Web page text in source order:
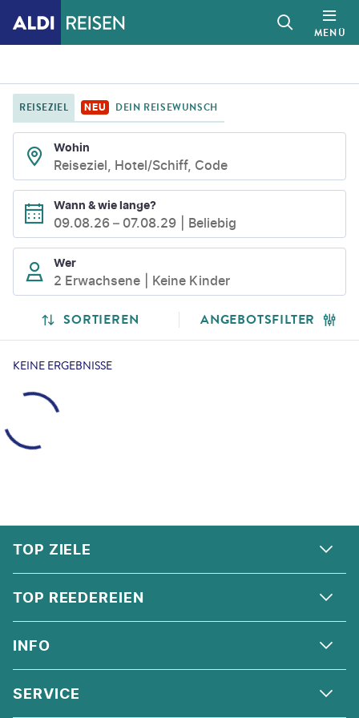
MENÜ
REISEZIEL NEU DEIN REISEWUNSCH
Wohin
Reiseziel, Hotel/Schiff, Code
Wann & wie lange?
09.08.26 – 07.08.29 Beliebig
Wer
2 Erwachsene Keine Kinder
SUCHLISTENSEITE
SUCHERGEBNISSE
SORTIEREN ANGEBOTSFILTER
KEINE ERGEBNISSE
TOP ZIELE
ALPEN
ANDALUSIEN
ORIENT
TOP REEDEREIEN
COSTA KREUZFAHRTEN
MSC CRUISES
INFO
ÜBER UNS
SERVICE